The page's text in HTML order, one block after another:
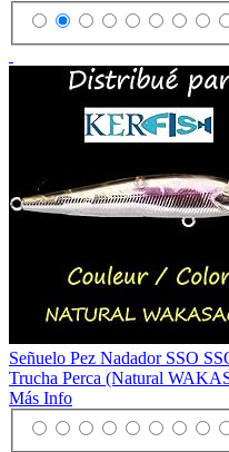
Señuelo Pez Nadador SSO
Trucha Perca (Natural
Más Info